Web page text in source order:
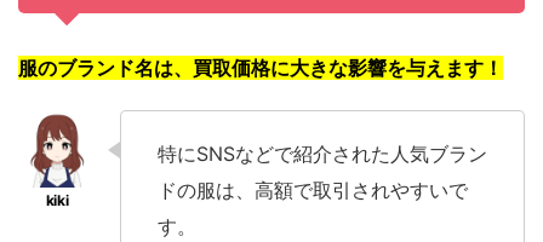
服のブランド名は、買取価格に大きな影響を与えます！
特にSNSなどで紹介された人気ブラン
ドの服は、高額で取引されやすいで
す。